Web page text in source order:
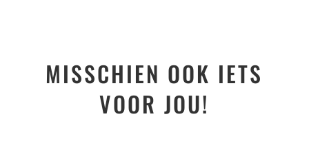
MISSCHIEN OOK IETS
VOOR JOU!